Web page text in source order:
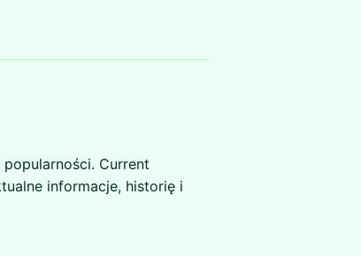
Current
informacje, historię i